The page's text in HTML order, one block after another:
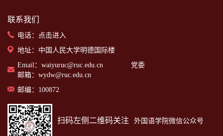
联系我们
电话： 点击进入
地址：中国人民大学明德国际楼
Email：waiyuruc@ruc.edu.cn 党委
邮箱：wydw@ruc.edu.cn
邮编：100872
扫码左侧二维码关注 外国语学院微信公众号